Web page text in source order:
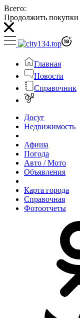
Всего:
Продолжить покупки
Главная
Новости
Справочник
Досуг
Недвижимость
Афиша
Погода
Авто / Мото
Объявления
Карта города
Справочная
Фотоотчеты